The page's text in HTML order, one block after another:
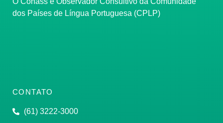
dos Países de Língua Portuguesa (CPLP)
CONTATO
(61) 3222-3000